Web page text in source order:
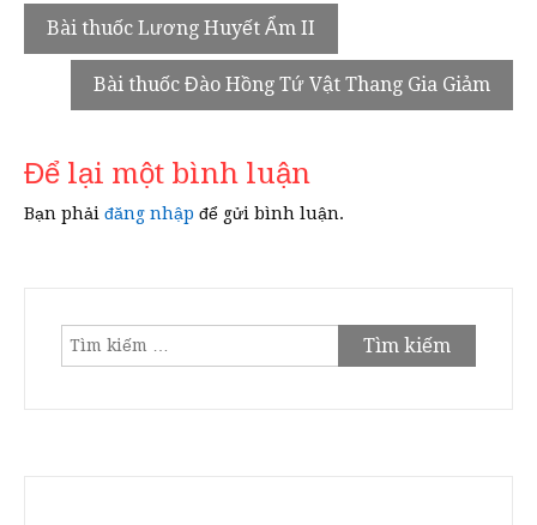
Điều
hướng
bài
Bài thuốc Lương Huyết Ẩm II
Bài thuốc Đào Hồng Tứ Vật Thang Gia Giảm
Để lại một bình luận
Bạn phải đăng nhập để gửi bình luận.
Tìm
kiếm